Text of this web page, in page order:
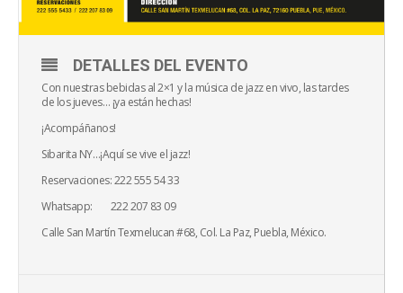
DETALLES DEL EVENTO
Con nuestras bebidas al 2×1 y la música de jazz en vivo, las tardes
de los jueves… ¡ya están hechas!
¡Acompáñanos!
Sibarita NY…¡Aquí se vive el jazz!
Reservaciones: 222 555 54 33
Whatsapp: 222 207 83 09
Calle San Martín Texmelucan #68, Col. La Paz, Puebla, México.